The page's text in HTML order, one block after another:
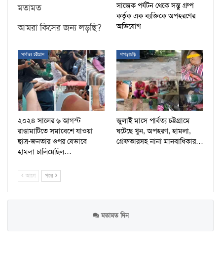
মতামত
আমরা কিসের জন্য লড়ছি?
সাজেক পর্যটন থেকে সন্তু গ্রুপ
কর্তৃক এক ব্যক্তিকে অপহরণের
অভিযোগ
পার্বত্য চট্টগ্রাম
২০২৪ সালের ৬ আগস্ট
রাঙামাটিতে সমাবেশে যাওয়া
ছাত্র-জনতার ওপর যেভাবে
হামলা চালিয়েছিল…
খাগড়াছড়ি
জুলাই মাসে পার্বত্য চট্টগ্রামে
ঘটেছে খুন, অপহরণ, হামলা,
গ্রেফতারসহ নানা মানবাধিকার…
আগে পরে
মতামত দিন